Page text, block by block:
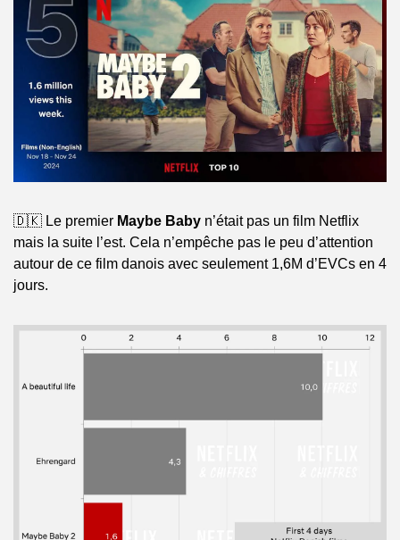
🇩🇰 Le premier Maybe Baby n’était pas un film Netflix
mais la suite l’est. Cela n’empêche pas le peu d’attention
autour de ce film danois avec seulement 1,6M d’EVCs en 4
jours.